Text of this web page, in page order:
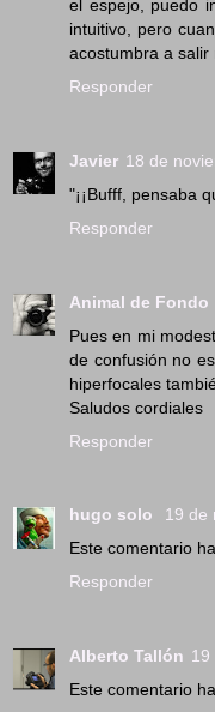
el espejo, puedo
intuitivo, pero
acostumbra a salir
Responder
Javier 18 de
"¡¡Bufff, pensaba
Responder
Animal de Fondo
Pues en mi
de confusión no
hiperfocales
Saludos cordiales
Responder
hugo solo
19 de
Este comentario
Responder
Alberto Tallón 19
Este comentario